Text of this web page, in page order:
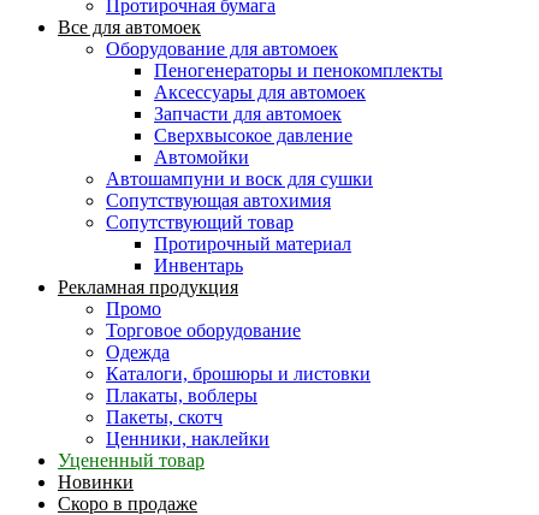
Протирочная бумага
Все для автомоек
Оборудование для автомоек
Пеногенераторы и пенокомплекты
Аксессуары для автомоек
Запчасти для автомоек
Сверхвысокое давление
Автомойки
Автошампуни и воск для сушки
Сопутствующая автохимия
Сопутствующий товар
Протирочный материал
Инвентарь
Рекламная продукция
Промо
Торговое оборудование
Одежда
Каталоги, брошюры и листовки
Плакаты, воблеры
Пакеты, скотч
Ценники, наклейки
Уцененный товар
Новинки
Скоро в продаже